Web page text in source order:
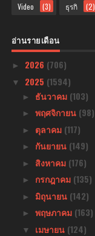
Video (3) ธุรกิ (2)
อ่านรายเดือน
► 2026 (706)
▼ 2025 (1594)
► ธันวาคม (103)
► พฤศจิกายน (98)
► ตุลาคม (117)
► กันยายน (149)
► สิงหาคม (176)
► กรกฎาคม (135)
► มิถุนายน (142)
► พฤษภาคม (163)
▼ เมษายน (124)